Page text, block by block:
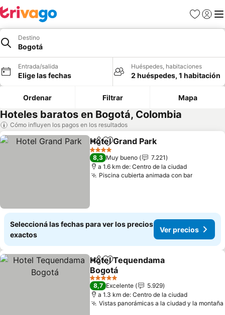
Favoritos
Iniciar
Destino
Bogotá
Entrada/salida
Elige las fechas
Huéspedes, habitaciones
2 huéspedes, 1 habitación
Ordenar Filtrar Mapa
Hoteles baratos en Bogotá, Colombia
Cómo influyen los pagos en los resultados
CompartirAñadir a favoritos
Hotel Grand Park
4 Estrellas
8,3 Muy bueno
7.221
a 1.6 km de: Centro de la ciudad
Piscina cubierta animada con bar
Seleccioná las fechas para ver los precios
exactos
Ver precios
CompartirAñadir a favoritos
Hotel Tequendama
Bogotá
5 Estrellas
8,7 Excelente
5.929
a 1.3 km de: Centro de la ciudad
Vistas panorámicas a la ciudad y la montaña